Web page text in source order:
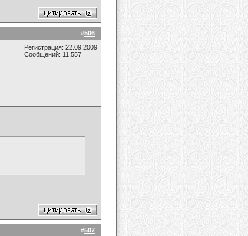
#506
Регистрация: 22.09.2009
Сообщений: 11,557
#507